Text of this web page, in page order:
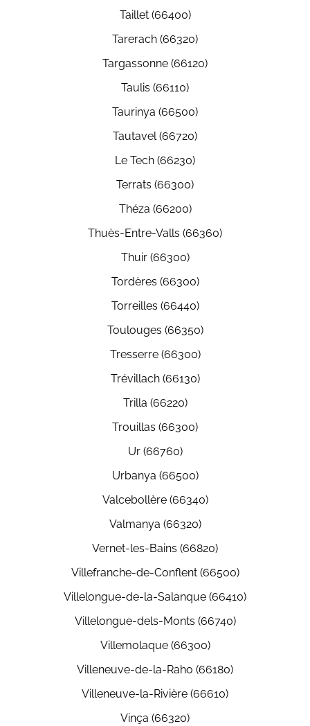
Taillet (66400)
Tarerach (66320)
Targassonne (66120)
Taulis (66110)
Taurinya (66500)
Tautavel (66720)
Le Tech (66230)
Terrats (66300)
Théza (66200)
Thuès-Entre-Valls (66360)
Thuir (66300)
Tordères (66300)
Torreilles (66440)
Toulouges (66350)
Tresserre (66300)
Trévillach (66130)
Trilla (66220)
Trouillas (66300)
Ur (66760)
Urbanya (66500)
Valcebollère (66340)
Valmanya (66320)
Vernet-les-Bains (66820)
Villefranche-de-Conflent (66500)
Villelongue-de-la-Salanque (66410)
Villelongue-dels-Monts (66740)
Villemolaque (66300)
Villeneuve-de-la-Raho (66180)
Villeneuve-la-Rivière (66610)
Vinça (66320)